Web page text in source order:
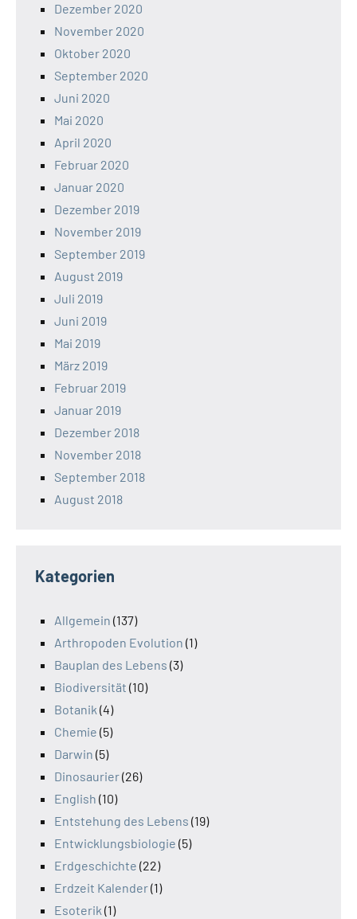
Dezember 2020
November 2020
Oktober 2020
September 2020
Juni 2020
Mai 2020
April 2020
Februar 2020
Januar 2020
Dezember 2019
November 2019
September 2019
August 2019
Juli 2019
Juni 2019
Mai 2019
März 2019
Februar 2019
Januar 2019
Dezember 2018
November 2018
September 2018
August 2018
Kategorien
Allgemein (137)
Arthropoden Evolution (1)
Bauplan des Lebens (3)
Biodiversität (10)
Botanik (4)
Chemie (5)
Darwin (5)
Dinosaurier(26)
English (10)
Entstehung des Lebens (19)
Entwicklungsbiologie (5)
Erdgeschichte (22)
Erdzeit Kalender(1)
Esoterik (1)